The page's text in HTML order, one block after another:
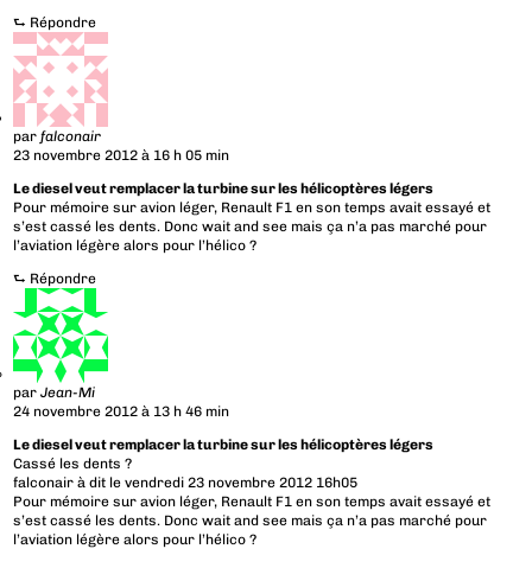
⮑ Répondre
parfalconair
23 novembre 2012 à 16 h 05 min
Le diesel veut remplacer la turbine sur les hélicoptères légers
Pour mémoire sur avion léger, Renault F1 en son temps avait essayé et
s’est cassé les dents. Donc wait and see mais ça n’a pas marché pour
l’aviation légère alors pour l’hélico ?
⮑ Répondre
parJean-Mi
24 novembre 2012 à 13 h 46 min
Le diesel veut remplacer la turbine sur les hélicoptères légers
Cassé les dents ?
falconair à dit le vendredi 23 novembre 2012 16h05
Pour mémoire sur avion léger, Renault F1 en son temps avait essayé et
s’est cassé les dents. Donc wait and see mais ça n’a pas marché pour
l’aviation légère alors pour l’hélico ?